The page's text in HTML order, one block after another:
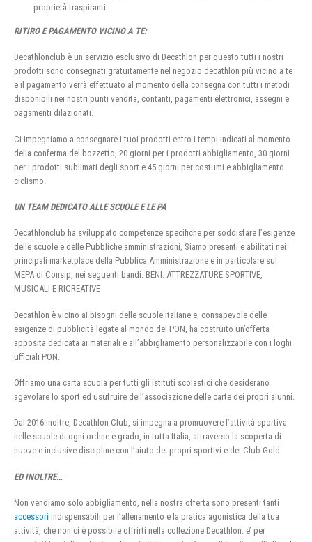
proprietà traspiranti.
RITIRO E PAGAMENTO VICINO A TE:
Decathlonclub è un servizio esclusivo di Decathlon per questo tutti i nostri
prodotti sono consegnati gratuitamente nel negozio decathlon più vicino a te
e il pagamento verrà effettuato al momento della consegna con tutti i metodi
disponibili nei nostri punti vendita, contanti, pagamenti elettronici, assegni e
pagamenti dilazionati.
Ci impegniamo a consegnare i tuoi prodotti entro i tempi indicati al momento
della conferma del bozzetto, 20 giorni per i prodotti abbigliamento, 30 giorni
per i prodotti sublimati degli sport e 45 giorni per costumi e abbigliamento
ciclismo.
UN TEAM DEDICATO ALLE SCUOLE E LE PA
Decathlonclub ha sviluppato competenze specifiche per soddisfare l’esigenze
delle scuole e delle Pubbliche amministrazioni, Siamo presenti e abilitati nei
principali marketplace della Pubblica Amministrazione e in particolare sul
MEPA di Consip, nei seguenti bandi: BENI: ATTREZZATURE SPORTIVE,
MUSICALI E RICREATIVE
Decathlon è vicino ai bisogni delle scuole italiane e, consapevole delle
esigenze di pubblicità legate al mondo del PON, ha costruito un’offerta
apposita dedicata ai materiali e all’abbigliamento personalizzabile con i loghi
ufficiali PON.
Offriamo una carta scuola per tutti gli istituti scolastici che desiderano
agevolare lo sport ed usufruire dell’associazione delle carte dei propri alunni.
Dal 2016 inoltre, Decathlon Club, si impegna a promuovere l’attività sportiva
nelle scuole di ogni ordine e grado, in tutta Italia, attraverso la scoperta di
nuove e inclusive discipline con l’aiuto dei propri sportivi e dei Club Gold.
ED INOLTRE…
Non vendiamo solo abbigliamento, nella nostra offerta sono presenti tanti
accessori indispensabili per l’allenamento e la pratica agonistica della tua
attività, che non ci è possibile offrirti nella collezione Decathlon. e’ per